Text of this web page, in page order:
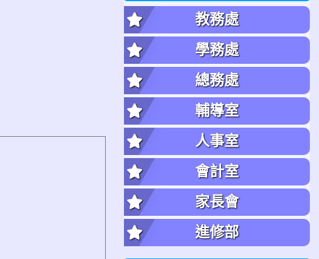
教務處
學務處
總務處
輔導室
人事室
會計室
家長會
進修部